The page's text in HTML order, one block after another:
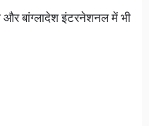
बांग्लादेश इंटरनेशनल में भी